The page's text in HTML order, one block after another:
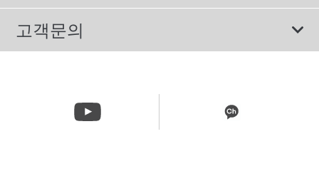
SUV/RV 타이어
겨울용 타이어
개인정보처리방침
회사소개
올림픽활동
뉴스릴리즈
고객문의
주문&배송 문의 070-4398-2824